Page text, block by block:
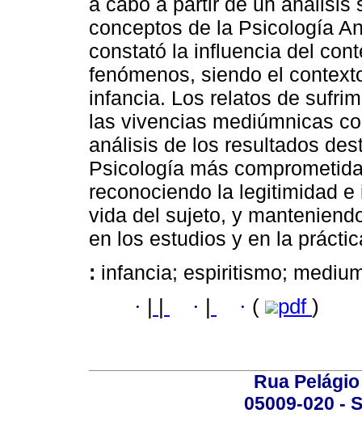
conceptos de la Psicología
constató la influencia del
fenómenos, siendo el
infancia. Los relatos de
las vivencias mediúmnicas
análisis de los resultados
Psicología más
reconociendo la legitimidad
vida del sujeto, y
en los estudios y en la
: infancia; espiritismo;
· · · ( pdf )
Rua
05009-020 -